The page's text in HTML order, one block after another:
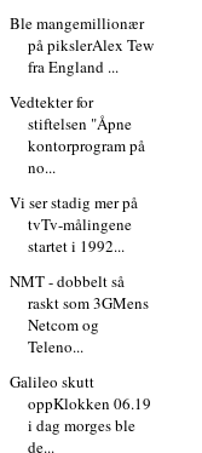
Ble mangemillionær
på pikslerAlex Tew
fra England ...
Vedtekter for
stiftelsen "Åpne
kontorprogram på
no...
Vi ser stadig mer på
tvTv-målingene
startet i 1992...
NMT - dobbelt så
raskt som 3GMens
Netcom og
Teleno...
Galileo skutt
oppKlokken 06.19
i dag morges ble
de...